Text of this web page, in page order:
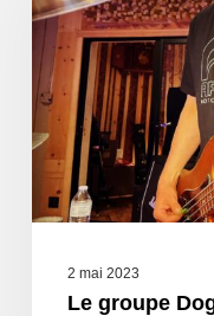
2 mai 2023
Le groupe